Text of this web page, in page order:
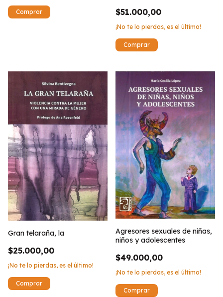
$51.000,00
¡No te lo pierdas, es el último!
Gran telaraña, la
$25.000,00
¡No te lo pierdas, es el último!
Agresores sexuales de niñas,
niños y adolescentes
$49.000,00
¡No te lo pierdas, es el último!